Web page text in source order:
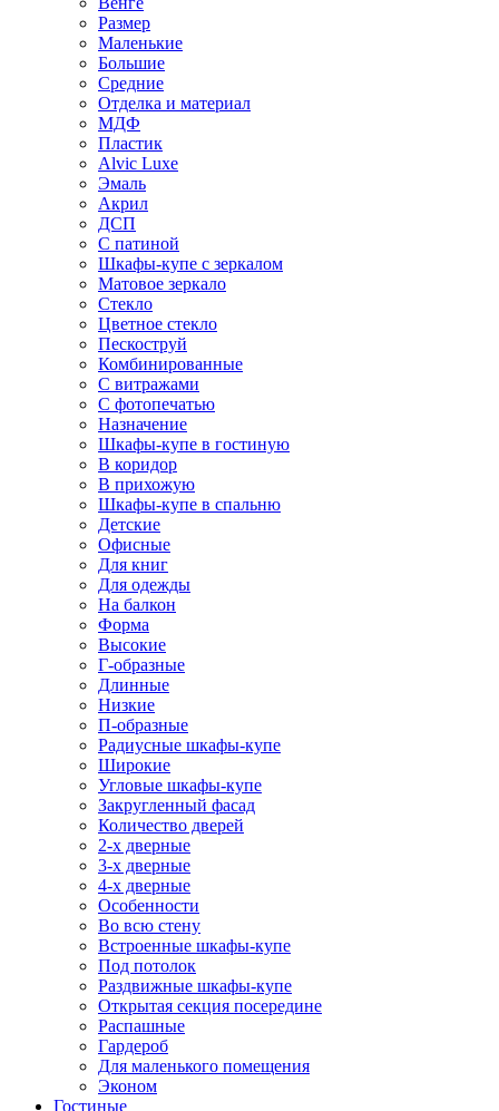
Размер
Маленькие
Большие
Средние
Отделка и материал
МДФ
Пластик
Alvic Luxe
Эмаль
Акрил
ДСП
С патиной
Шкафы-купе с зеркалом
Матовое зеркало
Стекло
Цветное стекло
Пескоструй
Комбинированные
С витражами
С фотопечатью
Назначение
Шкафы-купе в гостиную
В коридор
В прихожую
Шкафы-купе в спальню
Детские
Офисные
Для книг
Для одежды
На балкон
Форма
Высокие
Г-образные
Длинные
Низкие
П-образные
Радиусные шкафы-купе
Широкие
Угловые шкафы-купе
Закругленный фасад
Количество дверей
2-х дверные
3-х дверные
4-х дверные
Особенности
Во всю стену
Встроенные шкафы-купе
Под потолок
Раздвижные шкафы-купе
Открытая секция посередине
Распашные
Гардероб
Для маленького помещения
Эконом
Гостиные